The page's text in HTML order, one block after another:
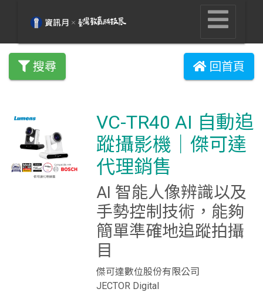
搜尋 回首頁
VC-TR40 AI 自動追
蹤攝影機｜傑可達
代理銷售
AI 智能人像辨識以及
手勢控制技術，能夠
簡單準確地追蹤拍攝
目
傑可達數位股份有限公司
JECTOR Digital